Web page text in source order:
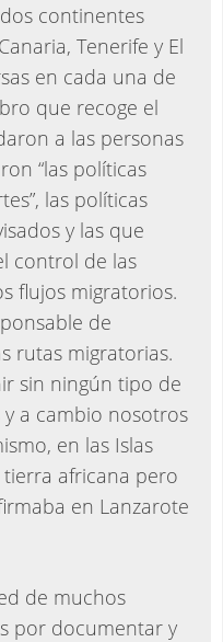
continentes
Tenerife y El
en cada una de
que recoge el
a las personas
“las políticas
las políticas
y las que
control de las
flujos migratorios.
de
rutas migratorias.
sin ningún tipo de
a cambio nosotros
en las Islas
tierra africana pero
en Lanzarote
de muchos
por documentar y